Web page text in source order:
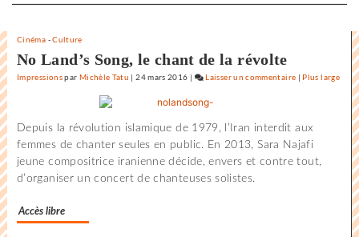
Cinéma -Culture
No Land’s Song, le chant de la révolte
Impressionspar Michèle Tatu |24 mars 2016 | Laisser un commentaire on
monde
au
Festival
| Plus large
Depuis la révolution islamique de 1979, l’Iran interdit aux
femmes de chanter seules en public. En 2013, Sara Najafi
jeune compositrice iranienne décide, envers et contre tout,
d’organiser un concert de chanteuses solistes.
Accès libre